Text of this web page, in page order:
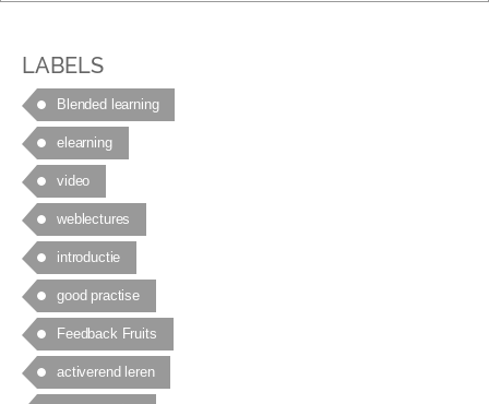
LABELS
Blended learning
elearning
video
weblectures
introductie
good practise
Feedback Fruits
activerend leren